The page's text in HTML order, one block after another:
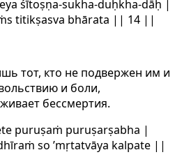
śītoṣṇa-sukha-duḥkha-dāḥ |
titikṣasva bhārata || 14 ||
тот, кто не подвержен им и
и боли,
бессмертия.
puruṣaṁ puruṣarṣabha |
so ’mṛtatvāya kalpate ||